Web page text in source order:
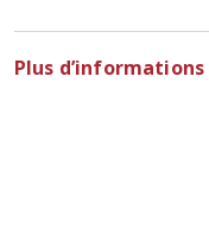
Plus d’informations